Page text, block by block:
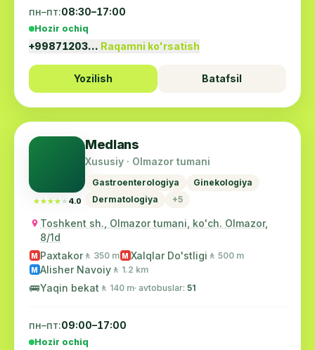
пн–пт:08:30–17:00
Hozir ochiq
+99871203… Raqamni ko'rsatish
Yozilish Batafsil
★★★★★
★★★★★ 4.0
Medlans
Xususiy · Olmazor tumani
Gastroenterologiya
Ginekologiya
Dermatologiya
+5
Toshkent sh., Olmazor tumani, ko'ch. Olmazor,
8/1d
M Paxtakor 🚶 350 m M Xalqlar Do'stligi 🚶 500 m
M Alisher Navoiy 🚶 1.2 km
🚌Yaqin bekat 🚶 140 m· avtobuslar: 51
пн–пт:09:00–17:00
Hozir ochiq